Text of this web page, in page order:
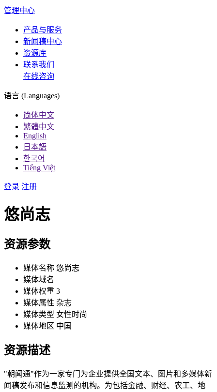
管理中心
产品与服务
新闻稿中心
资源库
联系我们
在线咨询
语言 (Languages)
简体中文
繁體中文
English
日本語
한국어
Tiếng Việt
登录 注册
悠尚志
资源参数
媒体名称 悠尚志
媒体域名
媒体权重 3
媒体属性 杂志
媒体类型 女性时尚
媒体地区 中国
资源描述
"朝闻通"作为一家专门为企业提供全国文本、图片和多媒体新
闻稿发布和信息监测的机构。为包括金融、财经、农工、地